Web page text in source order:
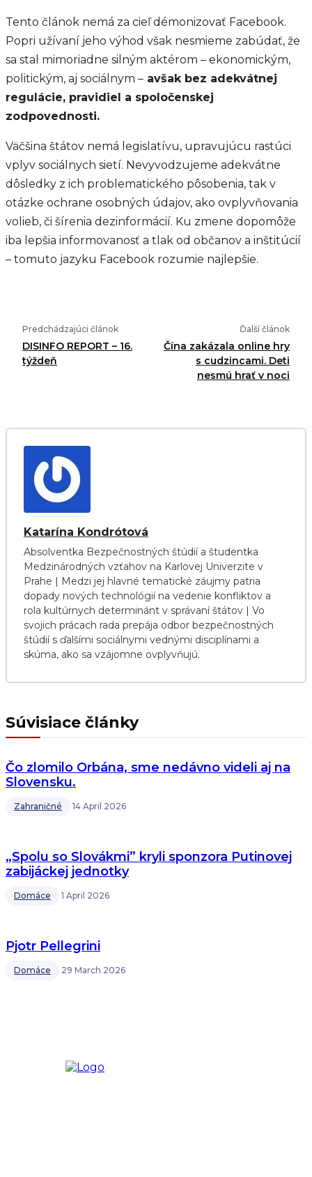
Tento článok nemá za cieľ démonizovať Facebook.
Popri užívaní jeho výhod však nesmieme zabúdať, že
sa stal mimoriadne silným aktérom – ekonomickým,
politickým, aj sociálnym – avšak bez adekvátnej
regulácie, pravidiel a spoločenskej
zodpovednosti.
Väčšina štátov nemá legislatívu, upravujúcu rastúci
vplyv sociálnych sietí. Nevyvodzujeme adekvátne
dôsledky z ich problematického pôsobenia, tak v
otázke ochrane osobných údajov, ako ovplyvňovania
volieb, či šírenia dezinformácií. Ku zmene dopomôže
iba lepšia informovanosť a tlak od občanov a inštitúcií
– tomuto jazyku Facebook rozumie najlepšie.
Predchádzajúci článok
DISINFO REPORT – 16.
týždeň
Ďalší článok
Čína zakázala online hry
s cudzincami. Deti
nesmú hrať v noci
Katarína Kondrótová
Absolventka Bezpečnostných štúdií a študentka
Medzinárodných vzťahov na Karlovej Univerzite v
Prahe | Medzi jej hlavné tematické záujmy patria
dopady nových technológií na vedenie konfliktov a
rola kultúrnych determinánt v správaní štátov | Vo
svojich prácach rada prepája odbor bezpečnostných
štúdií s ďalšími sociálnymi vednými disciplínami a
skúma, ako sa vzájomne ovplyvňujú.
Súvisiace články
Čo zlomilo Orbána, sme nedávno videli aj na
Slovensku.
Zahraničné 14 April 2026
„Spolu so Slovákmi” kryli sponzora Putinovej
zabijáckej jednotky
Domáce 1 April 2026
Pjotr Pellegrini
Domáce 29 March 2026